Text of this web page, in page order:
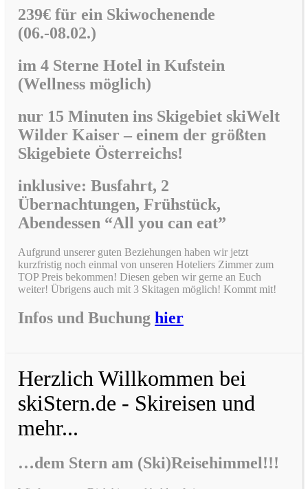
239€ für ein Skiwochenende
(06.-08.02.)
im 4 Sterne Hotel in Kufstein
(Wellness möglich)
nur 15 Minuten ins Skigebiet skiWelt
Wilder Kaiser – einem der größten
Skigebiete Österreichs!
inklusive: Busfahrt, 2
Übernachtungen, Frühstück,
Abendessen “All you can eat”
Aufgrund unserer guten Beziehungen haben wir jetzt
kurzfristig noch einmal von unseren Hoteliers Zimmer zum
TOP Preis bekommen! Diesen geben wir gerne an Euch
weiter! Übrigens auch mit 3 Skitagen möglich! Kommt mit!
Infos und Buchung hier
Herzlich Willkommen bei
skiStern.de - Skireisen und
mehr...
…dem Stern am (Ski)Reisehimmel!!!